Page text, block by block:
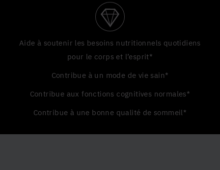
Aide à soutenir les besoins nutritionnels quotidiens
pour le corps et l’esprit*
Contribue à un mode de vie sain*
Contribue aux fonctions cognitives normales*
Contribue à une bonne qualité de sommeil*